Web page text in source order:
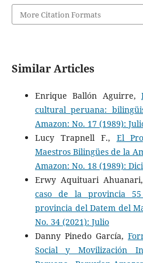
More Citation Formats
Similar Articles
Enrique Ballón Aguirre,
cultural peruana:
Amazon: No. 17 (1989):
Lucy Trapnell F., El
Maestros Bilingües de la
Amazon: No. 18 (1989):
Erwy Aquituari Ahuanari,
caso de la provincia
provincia del Datem del
No. 34 (2021): Julio
Danny Pinedo García,
Social y Movilización